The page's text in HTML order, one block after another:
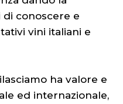
di conoscere e
vini italiani e
ha valore e
ed internazionale,